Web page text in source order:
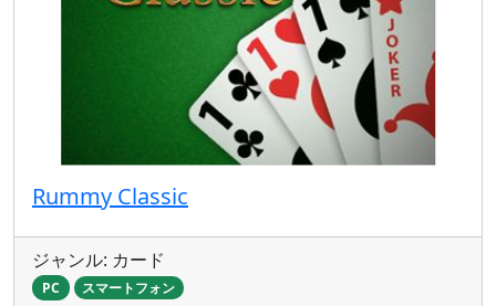
Rummy Classic
ジャンル: カード
PC スマートフォン